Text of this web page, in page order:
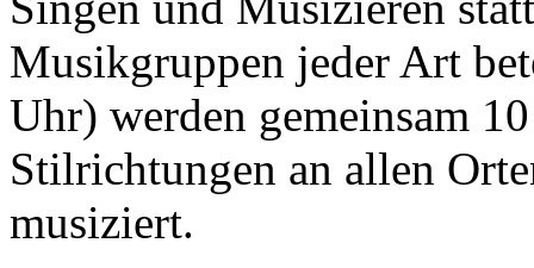
Musikgruppen jeder Art
Uhr) werden gemeinsam
Stilrichtungen an allen
musiziert.